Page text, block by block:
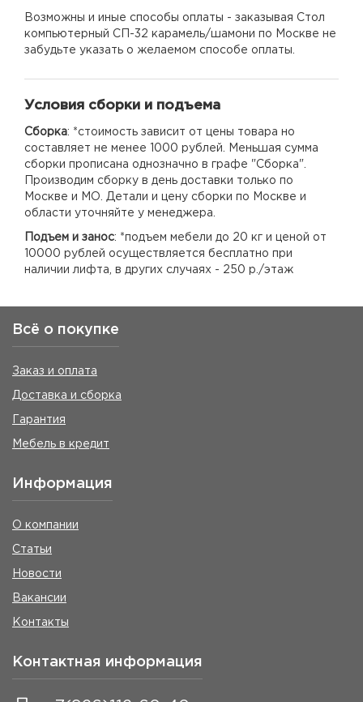
Возможны и иные способы оплаты - заказывая Стол
компьютерный СП-32 карамель/шамони по Москве не
забудьте указать о желаемом способе оплаты.
Условия сборки и подъема
Сборка: *стоимость зависит от цены товара но
составляет не менее 1000 рублей. Меньшая сумма
сборки прописана однозначно в графе "Сборка".
Производим сборку в день доставки только по
Москве и МО. Детали и цену сборки по Москве и
области уточняйте у менеджера.
Подъем и занос: *подъем мебели до 20 кг и ценой от
10000 рублей осуществляется бесплатно при
наличии лифта, в других случаях - 250 р./этаж
Всё о покупке
Заказ и оплата
Доставка и сборка
Гарантия
Мебель в кредит
Информация
О компании
Статьи
Новости
Вакансии
Контакты
Контактная информация